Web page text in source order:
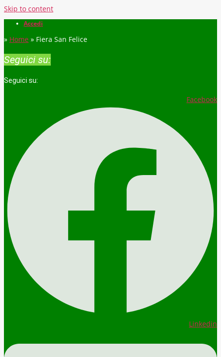
Skip to content
Accedi
» Home » Fiera San Felice
Seguici su:
Seguici su:
Facebook
Linkedin